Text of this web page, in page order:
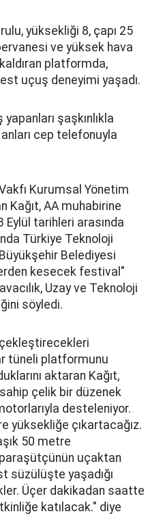
yüksekliği 8, çapı 25
ve yüksek hava
platformda,
uçuş deneyimi yaşadı.
şaşkınlıkla
cep telefonuyla
Kurumsal Yönetim
Kağıt, AA muhabirine
Eylül tarihleri arasında
Türkiye Teknoloji
Belediyesi
kesecek festival"
Uzay ve Teknoloji
söyledi.
tüneli platformunu
aktaran Kağıt,
çelik bir düzenek
desteleniyor.
yüksekliğe çıkartacağız.
50 metre
uçaktan
süzülüşte yaşadığı
Üçer dakikadan saatte
katılacak." diye